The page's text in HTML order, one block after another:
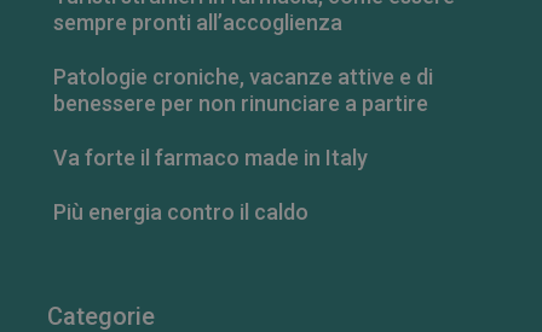
sempre pronti all’accoglienza
Patologie croniche, vacanze attive e di
benessere per non rinunciare a partire
Va forte il farmaco made in Italy
Più energia contro il caldo
Categorie
_ga_RV9MB13F2Q .farmamese.it
_ga